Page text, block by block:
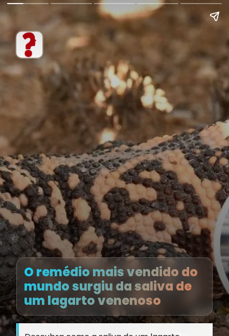
O remédio mais vendido do
mundo surgiu da saliva de
um lagarto venenoso